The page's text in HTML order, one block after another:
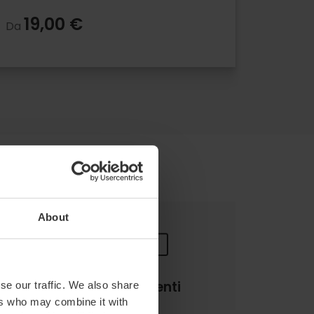
About
our traffic. We also share
who may combine it with
Da 19,00 €
Pagamenti